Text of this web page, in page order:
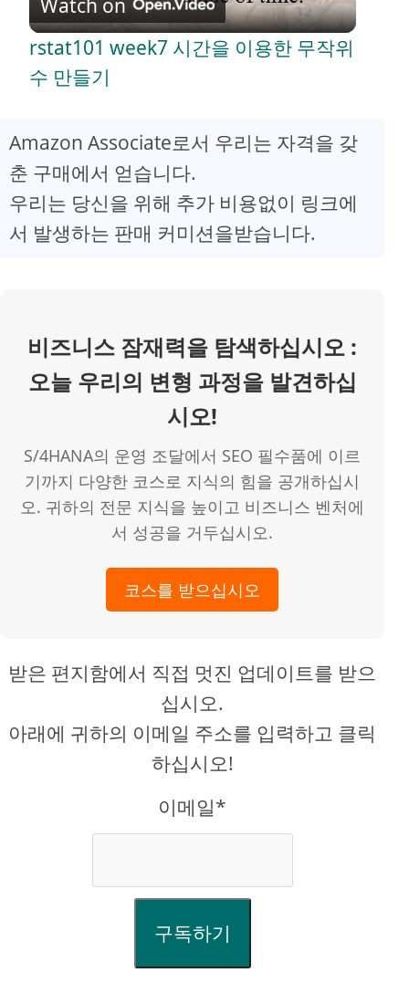
l
y
V
i
e
o
Watch on
rstat101 week7 시간을 이용한 무작위
수 만들기
Amazon Associate로서 우리는 자격을 갖
춘 구매에서 얻습니다.
우리는 당신을 위해 추가 비용없이 링크에
서 발생하는 판매 커미션을받습니다.
비즈니스 잠재력을 탐색하십시오 :
오늘 우리의 변형 과정을 발견하십
시오!
S/4HANA의 운영 조달에서 SEO 필수품에 이르
기까지 다양한 코스로 지식의 힘을 공개하십시
오. 귀하의 전문 지식을 높이고 비즈니스 벤처에
서 성공을 거두십시오.
코스를 받으십시오
받은 편지함에서 직접 멋진 업데이트를 받으
십시오.
아래에 귀하의 이메일 주소를 입력하고 클릭
하십시오!
이메일*
구독하기